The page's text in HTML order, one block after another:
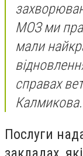
МОЗ ми
мали
справах
Калмикова.
Послуги